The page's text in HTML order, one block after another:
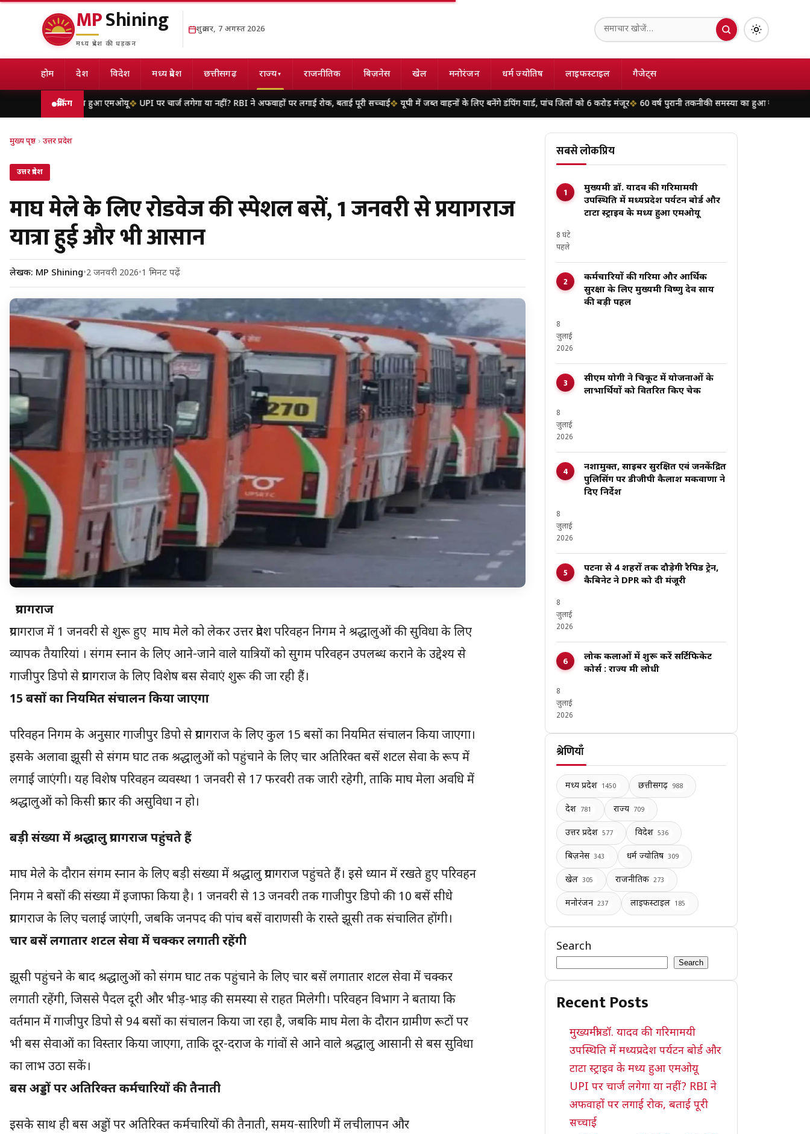
MPShining
मध्य प्रदेश की धड़कन
शुक्रवार, 7 अगस्त 2026
होम देश विदेश मध्य प्रदेश छत्तीसगढ़ राज्य▾ राजनीतिक बिज़नेस खेल मनोरंजन धर्म ज्योतिष लाइफस्टाइल गैजेट्स
ब्रेकिंग
के मध्य हुआ एमओयू UPI पर चार्ज लगेगा या नहीं? RBI ने अफवाहों पर लगाई रोक, बताई पूरी सच्चाई यूपी में जब्त वाहनों के लिए बनेंगे डंपिंग यार्ड, पांच जिलों को 6 करोड़ मंजूर 60 वर्ष पुरानी तकनीकी समस्या का हुआ समाधान: इंदौर के 132
मुख्य पृष्ठ › उत्तर प्रदेश
उत्तर प्रदेश
माघ मेले के लिए रोडवेज की स्पेशल बसें, 1 जनवरी से प्रयागराज
यात्रा हुई और भी आसान
लेखक: MP Shining•2 जनवरी 2026•1 मिनट पढ़ें
प्रयागराज
प्रयागराज में 1 जनवरी से शुरू हुए माघ मेले को लेकर उत्तर प्रदेश परिवहन निगम ने श्रद्धालुओं की सुविधा के लिए
व्यापक तैयारियां । संगम स्नान के लिए आने-जाने वाले यात्रियों को सुगम परिवहन उपलब्ध कराने के उद्देश्य से
गाजीपुर डिपो से प्रयागराज के लिए विशेष बस सेवाएं शुरू की जा रही हैं।
15 बसों का नियमित संचालन किया जाएगा
परिवहन निगम के अनुसार गाजीपुर डिपो से प्रयागराज के लिए कुल 15 बसों का नियमित संचालन किया जाएगा।
इसके अलावा झूसी से संगम घाट तक श्रद्धालुओं को पहुंचाने के लिए चार अतिरिक्त बसें शटल सेवा के रूप में
लगाई जाएंगी। यह विशेष परिवहन व्यवस्था 1 जनवरी से 17 फरवरी तक जारी रहेगी, ताकि माघ मेला अवधि में
श्रद्धालुओं को किसी प्रकार की असुविधा न हो।
बड़ी संख्या में श्रद्धालु प्रयागराज पहुंचते हैं
माघ मेले के दौरान संगम स्नान के लिए बड़ी संख्या में श्रद्धालु प्रयागराज पहुंचते हैं। इसे ध्यान में रखते हुए परिवहन
निगम ने बसों की संख्या में इजाफा किया है। 1 जनवरी से 13 जनवरी तक गाजीपुर डिपो की 10 बसें सीधे
प्रयागराज के लिए चलाई जाएंगी, जबकि जनपद की पांच बसें वाराणसी के रास्ते झूसी तक संचालित होंगी।
चार बसें लगातार शटल सेवा में चक्कर लगाती रहेंगी
झूसी पहुंचने के बाद श्रद्धालुओं को संगम घाट तक पहुंचाने के लिए चार बसें लगातार शटल सेवा में चक्कर
लगाती रहेंगी, जिससे पैदल दूरी और भीड़-भाड़ की समस्या से राहत मिलेगी। परिवहन विभाग ने बताया कि
वर्तमान में गाजीपुर डिपो से 94 बसों का संचालन किया जा रहा है, जबकि माघ मेला के दौरान ग्रामीण रूटों पर
भी बस सेवाओं का विस्तार किया जाएगा, ताकि दूर-दराज के गांवों से आने वाले श्रद्धालु आसानी से बस सुविधा
का लाभ उठा सकें।
बस अड्डों पर अतिरिक्त कर्मचारियों की तैनाती
इसके साथ ही बस अड्डों पर अतिरिक्त कर्मचारियों की तैनाती, समय-सारिणी में लचीलापन और
सबसे लोकप्रिय
मुख्यमंत्री डॉ. यादव की गरिमामयी
उपस्थिति में मध्यप्रदेश पर्यटन बोर्ड और
टाटा स्ट्राइव के मध्य हुआ एमओयू
8 घंटे
पहले
कर्मचारियों की गरिमा और आर्थिक
सुरक्षा के लिए मुख्यमंत्री विष्णु देव साय
की बड़ी पहल
8
जुलाई
2026
सीएम योगी ने चित्रकूट में योजनाओं के
लाभार्थियों को वितरित किए चेक
8
जुलाई
2026
नशामुक्त, साइबर सुरक्षित एवं जनकेंद्रित
पुलिसिंग पर डीजीपी कैलाश मकवाणा ने
दिए निर्देश
8
जुलाई
2026
पटना से 4 शहरों तक दौड़ेगी रैपिड ट्रेन,
कैबिनेट ने DPR को दी मंजूरी
8
जुलाई
2026
लोक कलाओं में शुरू करें सर्टिफिकेट
कोर्स : राज्य मंत्री लोधी
8
जुलाई
2026
श्रेणियाँ
मध्य प्रदेश 1450 छत्तीसगढ़ 988
देश 781 राज्य 709
उत्तर प्रदेश 577 विदेश 536
बिज़नेस 343 धर्म ज्योतिष 309
खेल 305 राजनीतिक 273
मनोरंजन 237 लाइफस्टाइल 185
Search
Search
Recent Posts
मुख्यमंत्री डॉ. यादव की गरिमामयी
उपस्थिति में मध्यप्रदेश पर्यटन बोर्ड और
टाटा स्ट्राइव के मध्य हुआ एमओयू
UPI पर चार्ज लगेगा या नहीं? RBI ने
अफवाहों पर लगाई रोक, बताई पूरी
सच्चाई